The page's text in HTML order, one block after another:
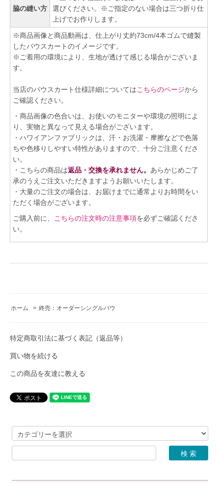
脇の縫い方
選びください。※ご指定のない場合は三つ折り仕
上げでお作りします。
※商品画像と商品動画は、仕上がり丈約73cm/4本ゴムで縫製
したパウスカートのイメージです。
※ご着用の環境により、生地が透けて感じる場合がございま
す。
当店のパウスカート仕様詳細についてはこちらのページから
ご確認ください。
・商品画像の色合いは、お使いのモニターや環境の照明によ
り、実物と異なって見える場合がございます。
・ハワイアンファブリックは、汗・お洗濯・摩擦などで色落
ちや色移りしやすい特性がありますので、十分ご注意くださ
い。
・こちらの商品は返品・交換を承れません。 あらかじめご了
承のうえご注文いただきますようお願いいたします。
・大量のご注文の場合は、お届けまでに通常よりお時間をい
ただく場合がございます。
ご購入前に、
こちらの注文時の注意事項を必ずご確認くださ
い。
ホーム > 終売：オーダーシングルパウ
特定商取引法に基づく表記（返品等）
買い物を続ける
この商品を友達に教える